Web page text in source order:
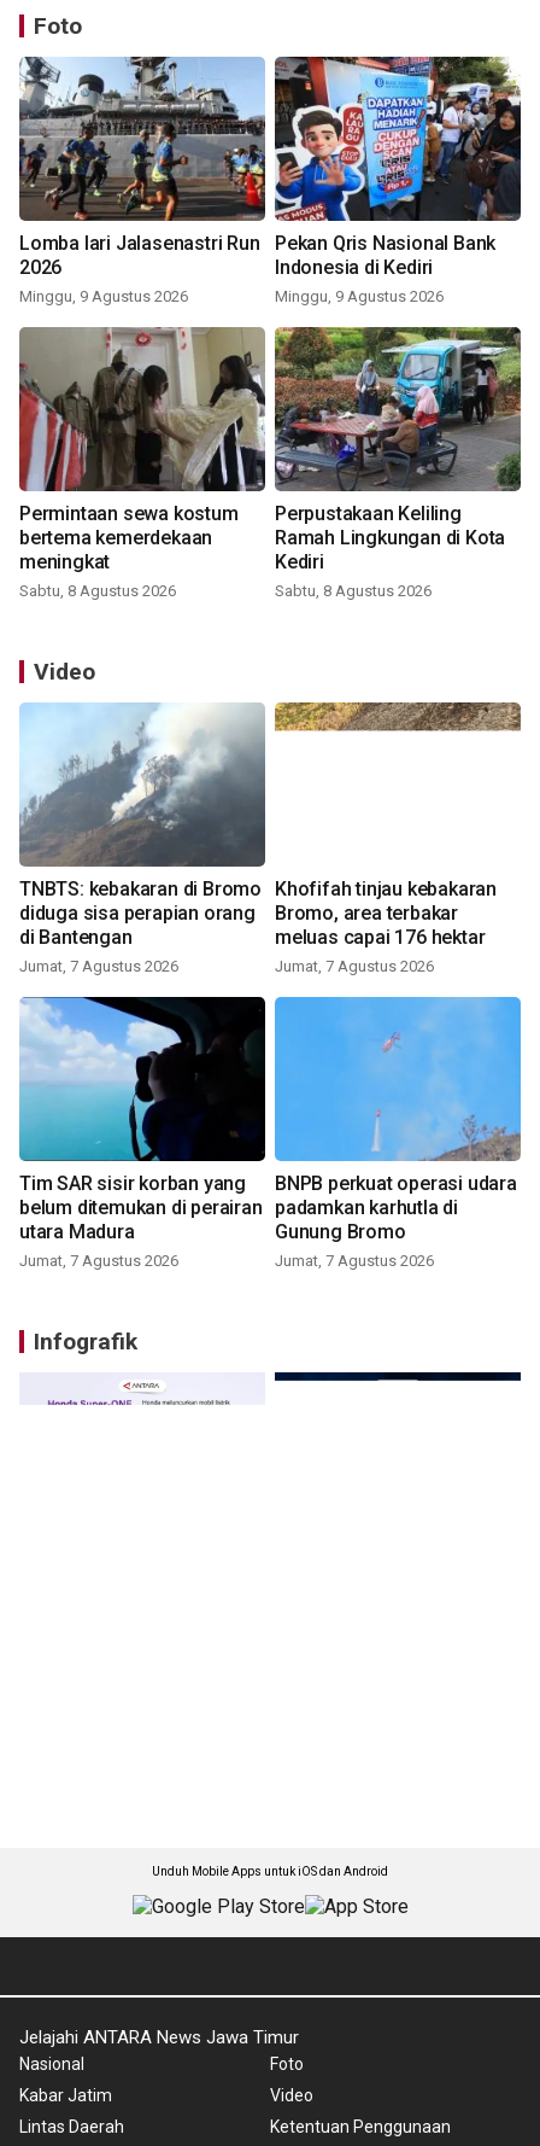
Foto
Lomba lari Jalasenastri Run
2026
Minggu, 9 Agustus 2026
Pekan Qris Nasional Bank
Indonesia di Kediri
Minggu, 9 Agustus 2026
Permintaan sewa kostum
bertema kemerdekaan
meningkat
Sabtu, 8 Agustus 2026
Perpustakaan Keliling
Ramah Lingkungan di Kota
Kediri
Sabtu, 8 Agustus 2026
Video
TNBTS: kebakaran di Bromo
diduga sisa perapian orang
di Bantengan
Jumat, 7 Agustus 2026
Khofifah tinjau kebakaran
Bromo, area terbakar
meluas capai 176 hektar
Jumat, 7 Agustus 2026
Tim SAR sisir korban yang
belum ditemukan di perairan
utara Madura
Jumat, 7 Agustus 2026
BNPB perkuat operasi udara
padamkan karhutla di
Gunung Bromo
Jumat, 7 Agustus 2026
Infografik
Unduh Mobile Apps untuk iOS dan Android
Jelajahi ANTARA News Jawa Timur
Nasional
Kabar Jatim
Lintas Daerah
Foto
Video
Ketentuan Penggunaan